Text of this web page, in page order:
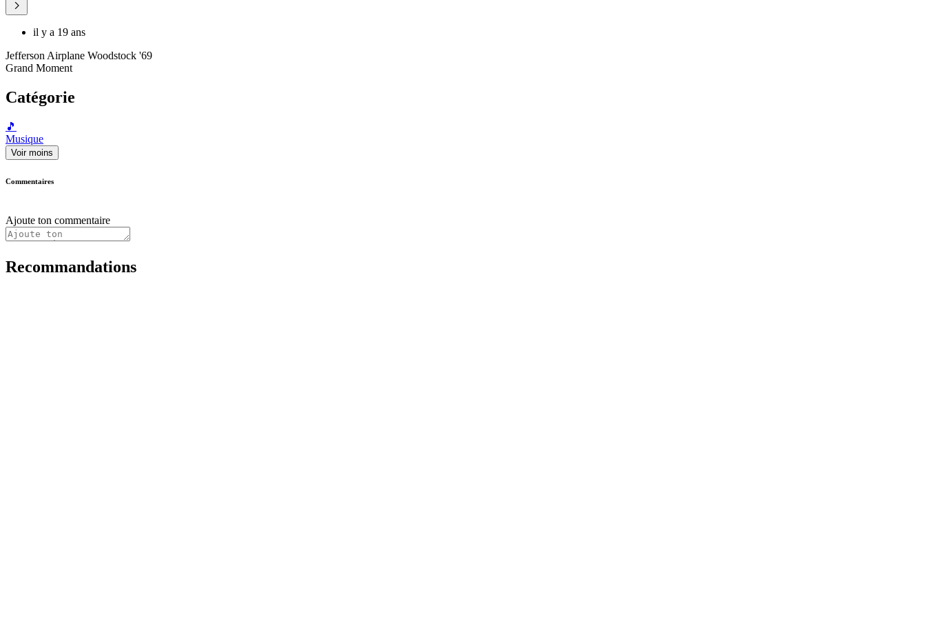
il y a 19 ans
Jefferson Airplane Woodstock '69
Grand Moment
Catégorie
🎵
Musique
Voir moins
Commentaires
Ajoute ton commentaire
Recommandations